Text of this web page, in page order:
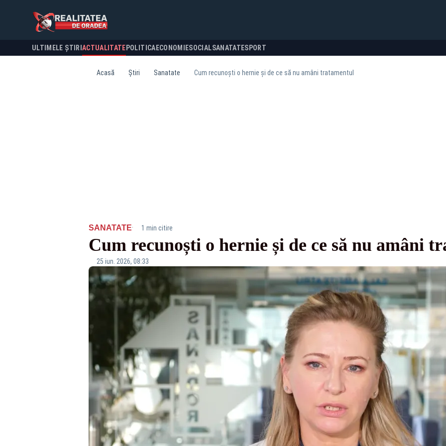
ULTIMELE ȘTIRI ACTUALITATE POLITICA ECONOMIESOCIALSANATATESPORT
Acasă Știri Sanatate Cum recunoști o hernie și de ce să nu amâni tratamentul
SANATATE· 1 min citire
Cum recunoști o hernie și de ce să nu amâni
25 iun. 2026, 08:33